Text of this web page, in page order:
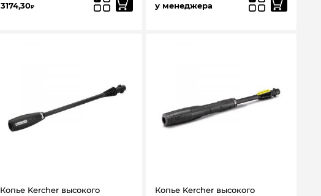
3174,30₽
у менеджера
Копье Kercher высокого
Копье Kercher высокого